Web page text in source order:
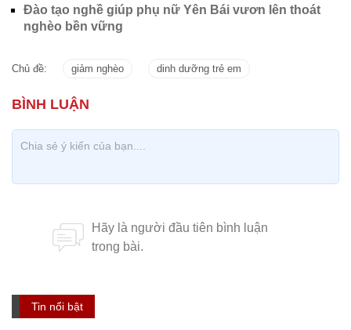
Đào tạo nghề giúp phụ nữ Yên Bái vươn lên thoát
nghèo bền vững
Chủ đề: giảm nghèo dinh dưỡng trẻ em
Tin nổi bật